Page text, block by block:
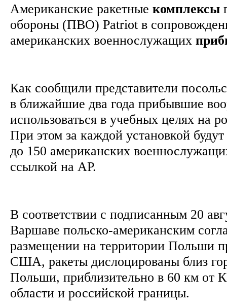
Американские ракетные комплексы
обороны (ПВО) Patriot в
американских военнослужащих
Как сообщили представители
в ближайшие два года прибывшие
использоваться в учебных целях на
При этом за каждой установкой
до 150 американских
ссылкой на АР.
В соответствии с подписанным 20
Варшаве польско-американским
размещении на территории Польши
США, ракеты дислоцированы близ
Польши, приблизительно в 60 км от
области и российской границы.